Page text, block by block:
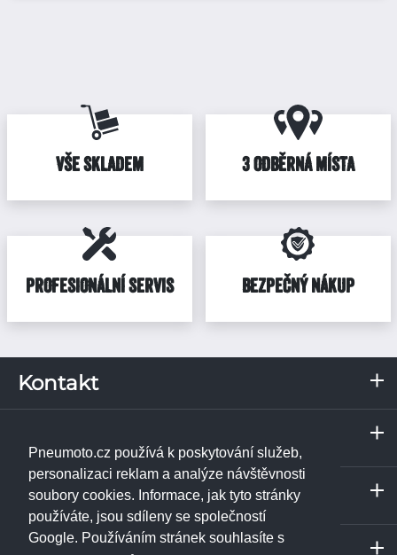
Pneumoto.cz používá k poskytování služeb,
personalizaci reklam a analýze návštěvnosti
soubory cookies. Informace, jak tyto stránky
používáte, jsou sdíleny se společností
Google. Používáním stránek souhlasíte s
VŠE SKLADEM 3 ODBĚRNÁ MÍSTA
PROFESIONÁLNÍ SERVIS BEZPEČNÝ NÁKUP
Kontakt
373 67Borek u Českých Budějovic
IČ: 02531348
DIČ: CZ02531348
Tel.:+420 774 740 708
info@pneumoto.cz
Praha
Janpet - pneuservis
Libušská 230/74
142 00 Praha 4 - Libuš
ukázat na mapě
Servis a odběrné místo
České Budějovice
RKN, s.r.o. - pneuservis
Pražská 287
Servis a odběrné místo